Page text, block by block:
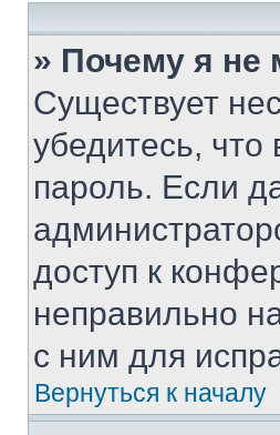
» Почему я не
Существует
убедитесь,
пароль. Если
доступ к
неправильно
с ним для
Вернуться к началу